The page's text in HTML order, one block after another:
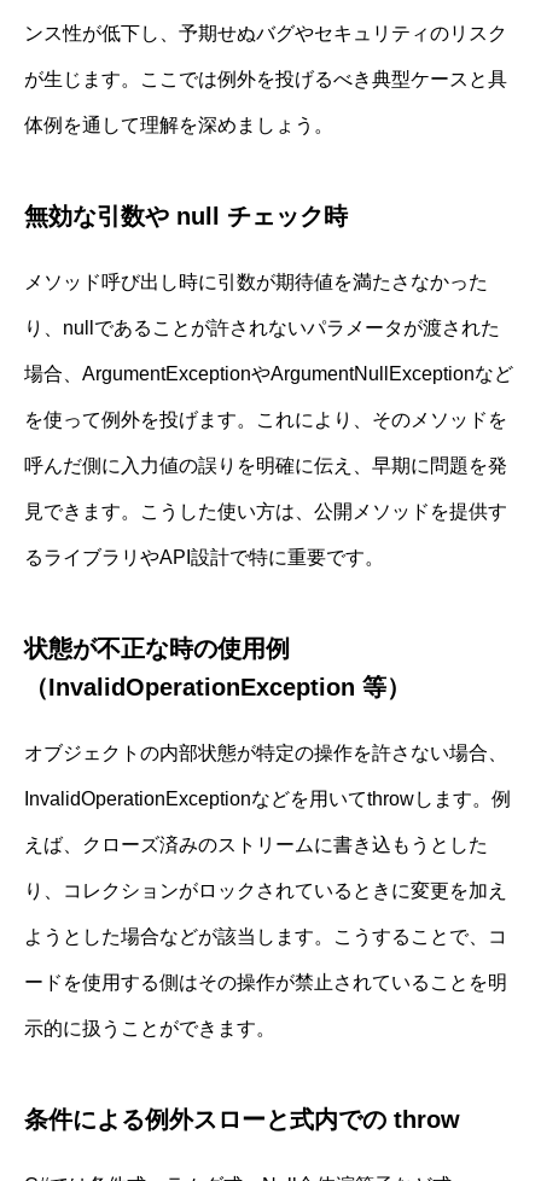
ンス性が低下し、予期せぬバグやセキュリティのリスク
が生じます。ここでは例外を投げるべき典型ケースと具
体例を通して理解を深めましょう。
無効な引数や null チェック時
メソッド呼び出し時に引数が期待値を満たさなかった
り、nullであることが許されないパラメータが渡された
場合、ArgumentExceptionやArgumentNullExceptionなど
を使って例外を投げます。これにより、そのメソッドを
呼んだ側に入力値の誤りを明確に伝え、早期に問題を発
見できます。こうした使い方は、公開メソッドを提供す
るライブラリやAPI設計で特に重要です。
状態が不正な時の使用例
（InvalidOperationException 等）
オブジェクトの内部状態が特定の操作を許さない場合、
InvalidOperationExceptionなどを用いてthrowします。例
えば、クローズ済みのストリームに書き込もうとした
り、コレクションがロックされているときに変更を加え
ようとした場合などが該当します。こうすることで、コ
ードを使用する側はその操作が禁止されていることを明
示的に扱うことができます。
条件による例外スローと式内での throw